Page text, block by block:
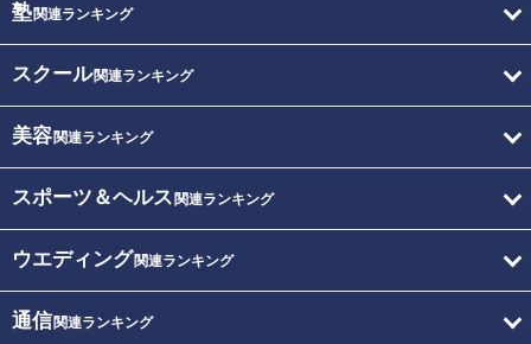
塾関連ランキング
スクール関連ランキング
美容関連ランキング
スポーツ＆ヘルス 関連ランキング
ウエディング関連ランキング
通信関連ランキング